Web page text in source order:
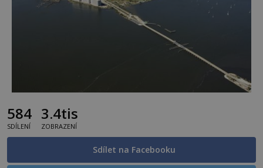
584
SDÍLENÍ
3.4tis
ZOBRAZENÍ
Sdílet na Facebooku